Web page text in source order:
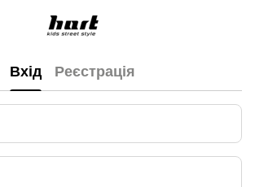
Вхід Реєстрація